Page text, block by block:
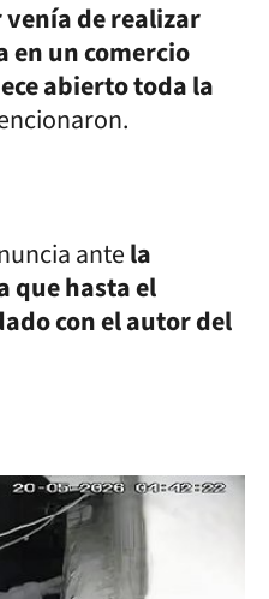
de realizar
en un comercio
abierto toda la
antela
que hasta el
con el autor del